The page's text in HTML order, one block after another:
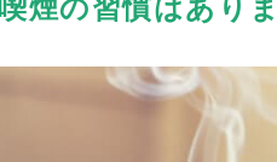
喫煙の習慣はあり